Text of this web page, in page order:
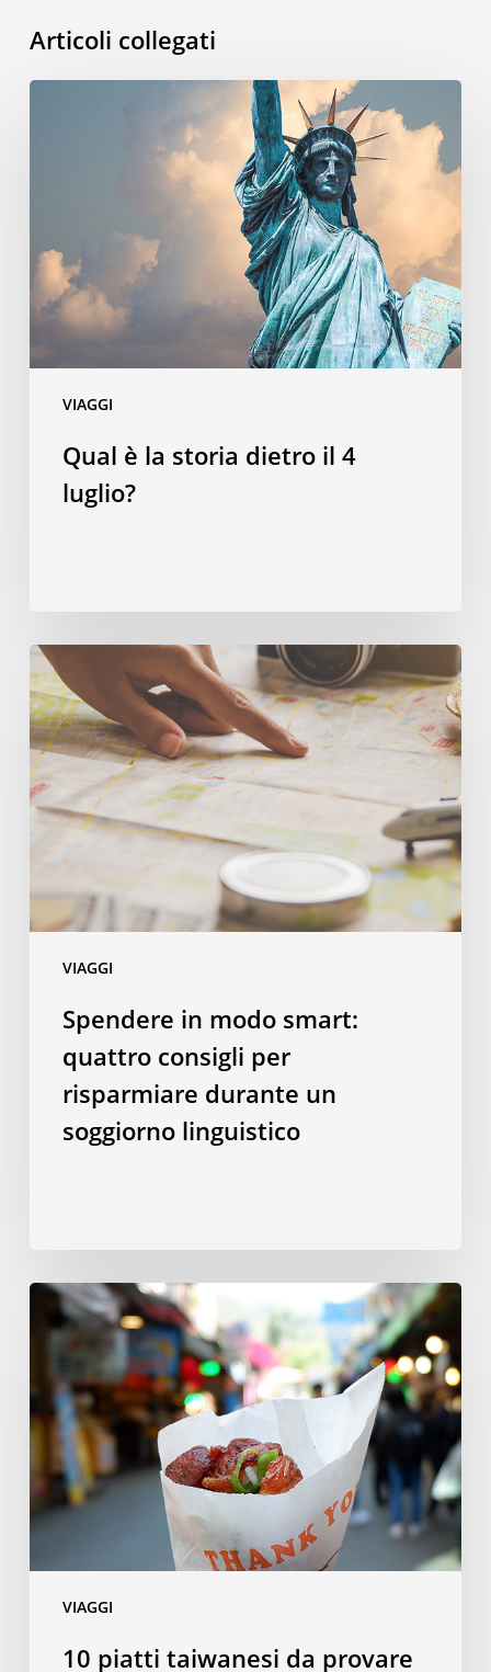
Articoli collegati
VIAGGI
4
luglio?
Qual è la storia dietro il 4
luglio?
VIAGGI
Spendere
in
modo
smart:
quattro
consigli
per
linguistico
Spendere in modo smart:
quattro consigli per
risparmiare durante un
soggiorno linguistico
VIAGGI
piatti
taiwanesi
provare
a
Taipei
10 piatti taiwanesi da provare